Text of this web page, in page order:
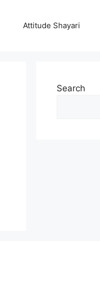
Attitude Shayari
Search